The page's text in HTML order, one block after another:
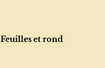
Feuilles et rond